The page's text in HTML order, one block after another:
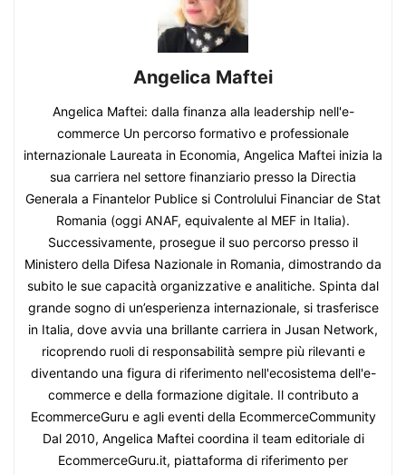
Angelica Maftei
Angelica Maftei: dalla finanza alla leadership nell'e-
commerce Un percorso formativo e professionale
internazionale Laureata in Economia, Angelica Maftei inizia la
sua carriera nel settore finanziario presso la Directia
Generala a Finantelor Publice si Controlului Financiar de Stat
Romania (oggi ANAF, equivalente al MEF in Italia).
Successivamente, prosegue il suo percorso presso il
Ministero della Difesa Nazionale in Romania, dimostrando da
subito le sue capacità organizzative e analitiche. Spinta dal
grande sogno di un’esperienza internazionale, si trasferisce
in Italia, dove avvia una brillante carriera in Jusan Network,
ricoprendo ruoli di responsabilità sempre più rilevanti e
diventando una figura di riferimento nell'ecosistema dell'e-
commerce e della formazione digitale. Il contributo a
EcommerceGuru e agli eventi della EcommerceCommunity
Dal 2010, Angelica Maftei coordina il team editoriale di
EcommerceGuru.it, piattaforma di riferimento per